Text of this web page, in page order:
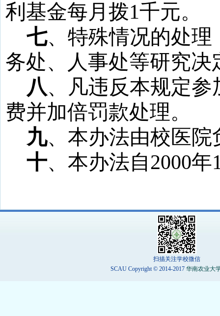
利基金每月拨1千元。
七、特殊情况的处
务处、人事处等研究
八、凡违反本规定
费并加倍罚款处理。
九、本办法由校医院
十、本办法自2000年
扫描关注学校微信
SCAU Copyright © 2014-2017 华南农业大